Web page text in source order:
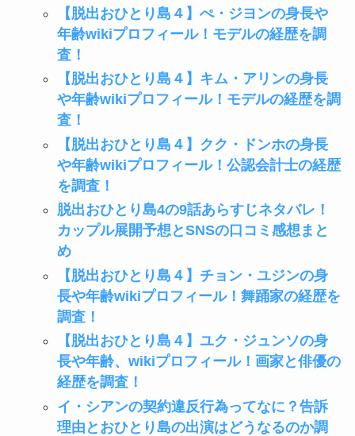
【脱出おひとり島４】ぺ・ジヨンの身長や
年齢wikiプロフィール！モデルの経歴を調
査！
【脱出おひとり島４】キム・アリンの身長
や年齢wikiプロフィール！モデルの経歴を調
査！
【脱出おひとり島４】クク・ドンホの身長
や年齢wikiプロフィール！公認会計士の経歴
を調査！
脱出おひとり島4の9話あらすじネタバレ！
カップル展開予想とSNSの口コミ感想まと
め
【脱出おひとり島４】チョン・ユジンの身
長や年齢wikiプロフィール！舞踊家の経歴を
調査！
【脱出おひとり島４】ユク・ジュンソの身
長や年齢、wikiプロフィール！画家と俳優の
経歴を調査！
イ・シアンの契約違反行為ってなに？告訴
理由とおひとり島の出演はどうなるのか調